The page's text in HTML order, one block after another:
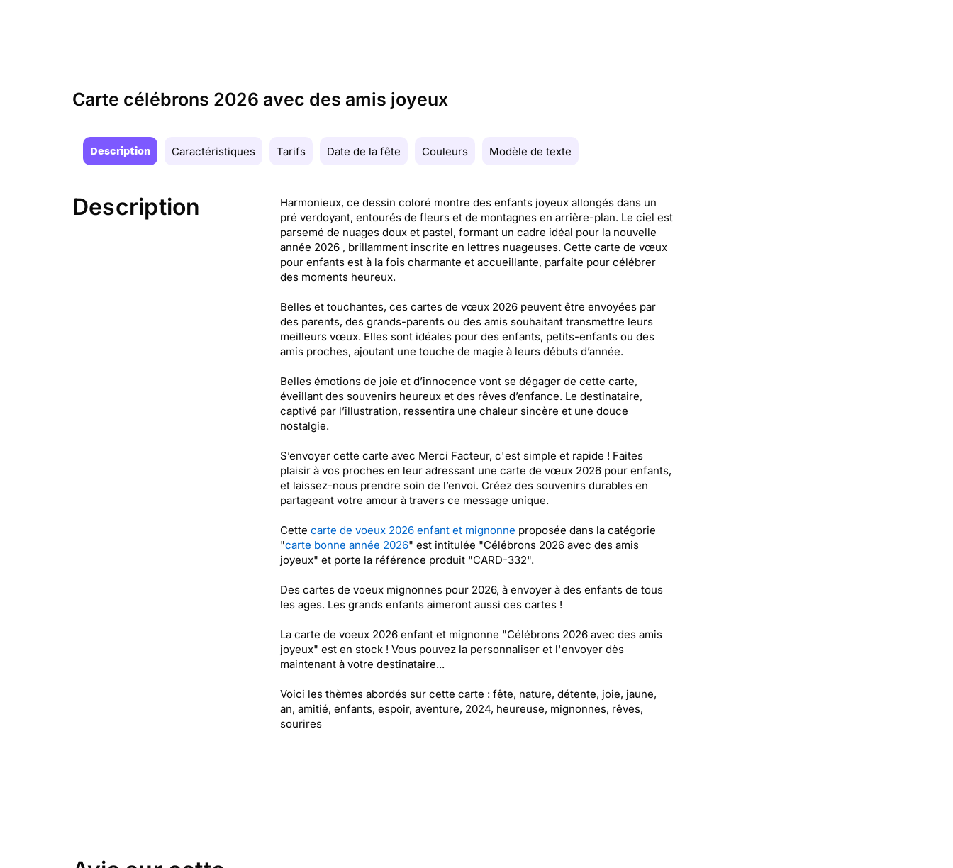
Carte célébrons 2026 avec des amis joyeux
Description Caractéristiques Tarifs Date de la fête Couleurs Modèle de texte
Description
Harmonieux, ce dessin coloré montre des enfants joyeux allongés dans un
pré verdoyant, entourés de fleurs et de montagnes en arrière-plan. Le ciel est
parsemé de nuages doux et pastel, formant un cadre idéal pour la nouvelle
année 2026 , brillamment inscrite en lettres nuageuses. Cette carte de vœux
pour enfants est à la fois charmante et accueillante, parfaite pour célébrer
des moments heureux.
Belles et touchantes, ces cartes de vœux 2026 peuvent être envoyées par
des parents, des grands-parents ou des amis souhaitant transmettre leurs
meilleurs vœux. Elles sont idéales pour des enfants, petits-enfants ou des
amis proches, ajoutant une touche de magie à leurs débuts d’année.
Belles émotions de joie et d’innocence vont se dégager de cette carte,
éveillant des souvenirs heureux et des rêves d’enfance. Le destinataire,
captivé par l’illustration, ressentira une chaleur sincère et une douce
nostalgie.
S’envoyer cette carte avec Merci Facteur, c'est simple et rapide ! Faites
plaisir à vos proches en leur adressant une carte de vœux 2026 pour enfants,
et laissez-nous prendre soin de l’envoi. Créez des souvenirs durables en
partageant votre amour à travers ce message unique.
Cette carte de voeux 2026 enfant et mignonne proposée dans la catégorie
"carte bonne année 2026" est intitulée "Célébrons 2026 avec des amis
joyeux" et porte la référence produit "CARD-332".
Des cartes de voeux mignonnes pour 2026, à envoyer à des enfants de tous
les ages. Les grands enfants aimeront aussi ces cartes !
La carte de voeux 2026 enfant et mignonne "Célébrons 2026 avec des amis
joyeux" est en stock ! Vous pouvez la personnaliser et l'envoyer dès
maintenant à votre destinataire...
Voici les thèmes abordés sur cette carte : fête, nature, détente, joie, jaune,
an, amitié, enfants, espoir, aventure, 2024, heureuse, mignonnes, rêves,
sourires